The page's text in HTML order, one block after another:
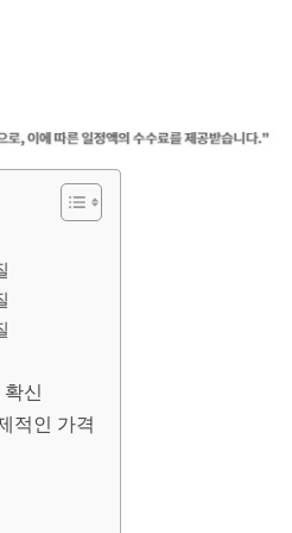
신
적인 가격